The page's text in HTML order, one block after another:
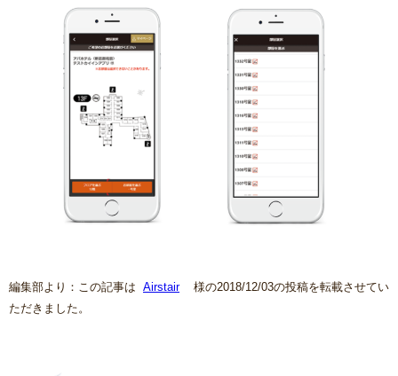
編集部より：この記事は Airstair様の2018/12/03の投稿を転載させてい
ただきました。